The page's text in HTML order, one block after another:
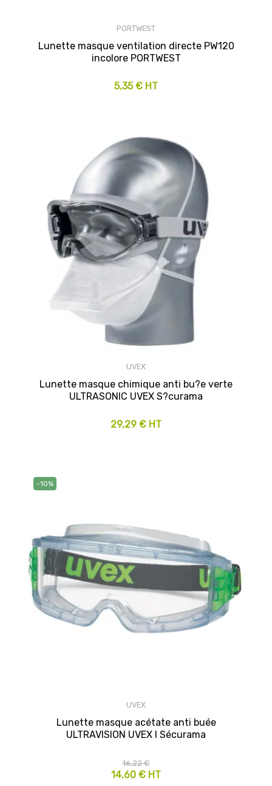
PORTWEST
Lunette masque ventilation directe PW120
incolore PORTWEST
5,35 € HT
UVEX
Lunette masque chimique anti bu?e verte
ULTRASONIC UVEX S?curama
29,29 € HT
-10%
UVEX
Lunette masque acétate anti buée
ULTRAVISION UVEX I Sécurama
14,60 € HT
16,22 €